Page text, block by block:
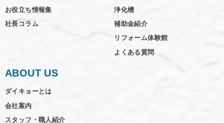
お役立ち情報集
社長コラム
浄化槽
補助金紹介
リフォーム体験館
よくある質問
ABOUT US
ダイキョーとは
会社案内
スタッフ・職人紹介